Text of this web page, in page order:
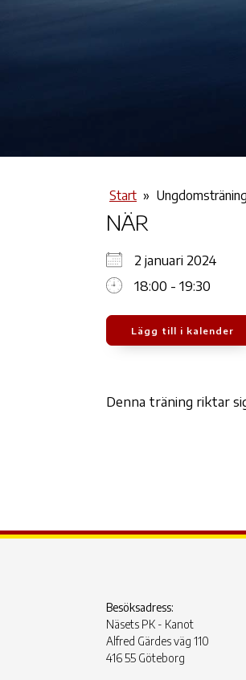
Start »
NÄR
2 januari 2024
18:00 - 19:30
Lägg till i kalender
Denna träning riktar
Besöksadress:
Näsets PK - Kanot
Alfred Gärdes väg 110
416 55 Göteborg